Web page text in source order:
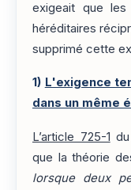
exigeait que les
héréditaires
supprimé cette
1) L'exigence
dans un même
L’article 725-1
que la théorie
lorsque deux